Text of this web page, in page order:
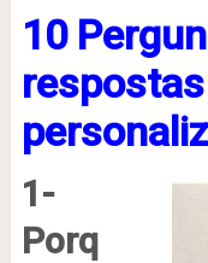
10
1-
Porq